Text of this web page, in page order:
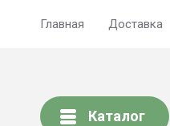
Главная Доставка
Каталог